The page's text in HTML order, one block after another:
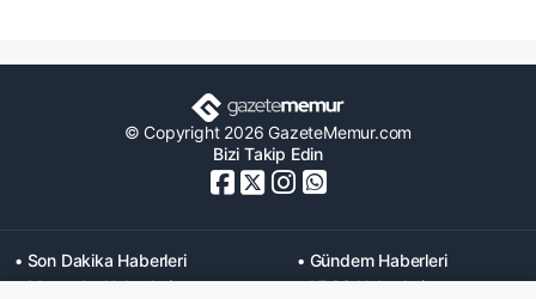
© Copyright 2026 GazeteMemur.com
Bizi Takip Edin
• Son Dakika Haberleri
• Gündem Haberleri
• Memurlar Haberleri
• KPSS Haberleri